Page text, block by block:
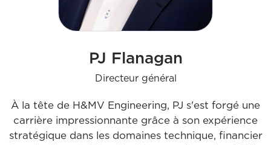
PJ Flanagan
Directeur général
À la tête de H&MV Engineering, PJ s'est forgé une
carrière impressionnante grâce à son expérience
stratégique dans les domaines technique, financier